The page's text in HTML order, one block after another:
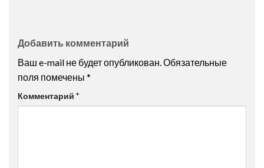
Добавить комментарий
Ваш e-mail не будет опубликован. Обязательные
поля помечены *
Комментарий *